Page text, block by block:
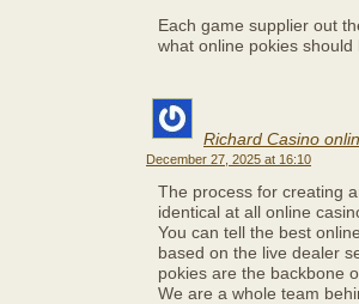
Each game supplier out
what online pokies should
Richard Casino
December 27, 2025 at 16:10
The process for creating
identical at all online
You can tell the best
based on the live dealer
pokies are the backbone
We are a whole team